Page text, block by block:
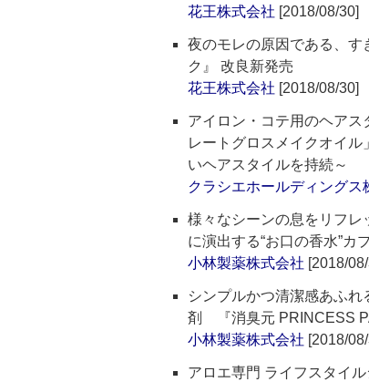
花王株式会社 [2018/08/30]
夜のモレの原因である、
ク』 改良新発売
花王株式会社 [2018/08/30]
アイロン・コテ用のヘア
レートグロスメイクオイ
いヘアスタイルを持続～
クラシエホールディングス
様々なシーンの息をリフレ
に演出する“お口の香水”
小林製薬株式会社 [2018/
シンプルかつ清潔感あふ
剤 『消臭元 PRINCESS
小林製薬株式会社 [2018/
アロエ専門 ライフスタイ